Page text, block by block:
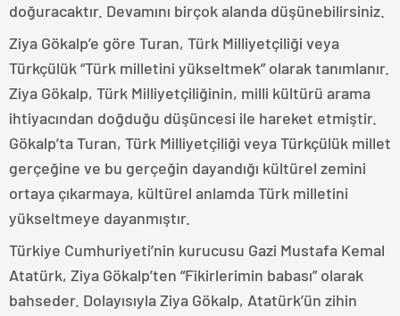
doğuracaktır. Devamını birçok alanda düşünebilirsiniz.
Ziya Gökalp’e göre Turan, Türk Milliyetçiliği veya
Türkçülük “Türk milletini yükseltmek” olarak tanımlanır.
Ziya Gökalp, Türk Milliyetçiliğinin, milli kültürü arama
ihtiyacından doğduğu düşüncesi ile hareket etmiştir.
Gökalp’ta Turan, Türk Milliyetçiliği veya Türkçülük millet
gerçeğine ve bu gerçeğin dayandığı kültürel zemini
ortaya çıkarmaya, kültürel anlamda Türk milletini
yükseltmeye dayanmıştır.
Türkiye Cumhuriyeti’nin kurucusu Gazi Mustafa Kemal
Atatürk, Ziya Gökalp’ten “Fikirlerimin babası” olarak
bahseder. Dolayısıyla Ziya Gökalp, Atatürk’ün zihin